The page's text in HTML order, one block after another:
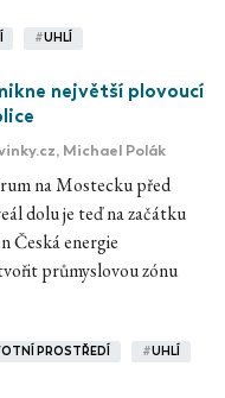
#UHLÍ
největší plovoucí
, Michael Polák
na Mostecku před
dolu je teď na začátku
Česká energie
průmyslovou zónu
PROSTŘEDÍ #UHLÍ